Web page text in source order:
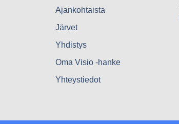
Ajankohtaista
Järvet
Yhdistys
Oma Visio -hanke
Yhteystiedot